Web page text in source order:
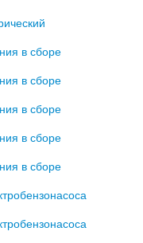
в сборе
в сборе
в сборе
в сборе
в сборе